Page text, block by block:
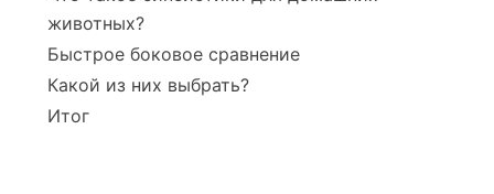
животных?
Быстрое боковое сравнение
Какой из них выбрать?
Итог